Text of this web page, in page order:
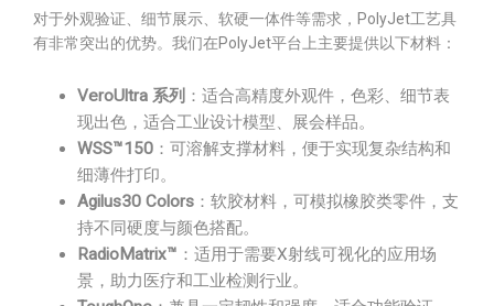
对于外观验证、细节展示、软硬一体件等需求，PolyJet工艺具
有非常突出的优势。我们在PolyJet平台上主要提供以下材料：
VeroUltra 系列 ：适合高精度外观件，色彩、细节表
现出色，适合工业设计模型、展会样品。
WSS™150 ：可溶解支撑材料，便于实现复杂结构和
细薄件打印。
Agilus30 Colors ：软胶材料，可模拟橡胶类零件，支
持不同硬度与颜色搭配。
RadioMatrix™ ：适用于需要X射线可视化的应用场
景，助力医疗和工业检测行业。